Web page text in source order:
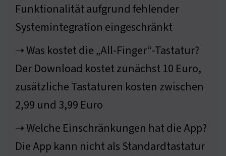
Funktionalität aufgrund fehlender
Systemintegration eingeschränkt
➝ Was kostet die „All-Finger“-Tastatur?
Der Download kostet zunächst 10 Euro,
zusätzliche Tastaturen kosten zwischen
2,99 und 3,99 Euro
➝ Welche Einschränkungen hat die App?
Die App kann nicht als Standardtastatur